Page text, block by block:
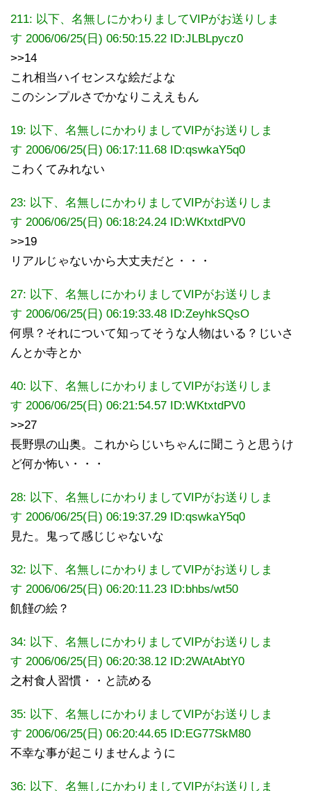
211: 以下、名無しにかわりましてVIPがお送りしま
す 2006/06/25(日) 06:50:15.22 ID:JLBLpycz0
>>14
これ相当ハイセンスな絵だよな
このシンプルさでかなりこええもん
19: 以下、名無しにかわりましてVIPがお送りしま
す 2006/06/25(日) 06:17:11.68 ID:qswkaY5q0
こわくてみれない
23: 以下、名無しにかわりましてVIPがお送りしま
す 2006/06/25(日) 06:18:24.24 ID:WKtxtdPV0
>>19
リアルじゃないから大丈夫だと・・・
27: 以下、名無しにかわりましてVIPがお送りしま
す 2006/06/25(日) 06:19:33.48 ID:ZeyhkSQsO
何県？それについて知ってそうな人物はいる？じいさ
んとか寺とか
40: 以下、名無しにかわりましてVIPがお送りしま
す 2006/06/25(日) 06:21:54.57 ID:WKtxtdPV0
>>27
長野県の山奥。これからじいちゃんに聞こうと思うけ
ど何か怖い・・・
28: 以下、名無しにかわりましてVIPがお送りしま
す 2006/06/25(日) 06:19:37.29 ID:qswkaY5q0
見た。鬼って感じじゃないな
32: 以下、名無しにかわりましてVIPがお送りしま
す 2006/06/25(日) 06:20:11.23 ID:bhbs/wt50
飢饉の絵？
34: 以下、名無しにかわりましてVIPがお送りしま
す 2006/06/25(日) 06:20:38.12 ID:2WAtAbtY0
之村食人習慣・・と読める
35: 以下、名無しにかわりましてVIPがお送りしま
す 2006/06/25(日) 06:20:44.65 ID:EG77SkM80
不幸な事が起こりませんように
36: 以下、名無しにかわりましてVIPがお送りしま